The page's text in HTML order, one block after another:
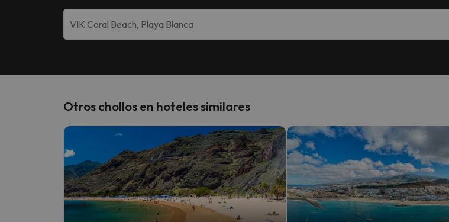
Otros chollos en hoteles similares